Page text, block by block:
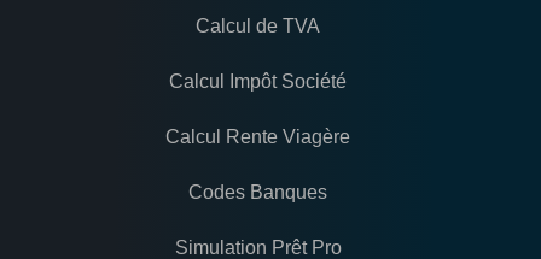
Calcul de TVA
Calcul Impôt Société
Calcul Rente Viagère
Codes Banques
Simulation Prêt Pro